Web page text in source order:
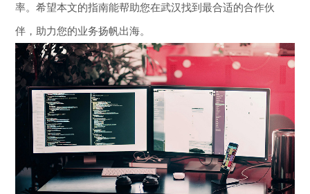
率。希望本文的指南能帮助您在武汉找到最合适的合作伙
伴，助力您的业务扬帆出海。